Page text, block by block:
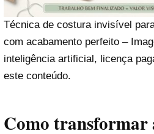
Técnica de costura invisível
com acabamento perfeito –
inteligência artificial, licença
este conteúdo.
Como transformar